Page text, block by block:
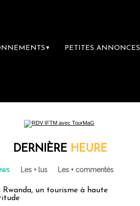
▼ PETITES ANNONCES
DERNIÈRE HEURE
Les + lus Les + commentés
Rwanda, un tourisme à haute